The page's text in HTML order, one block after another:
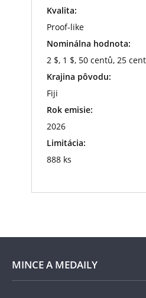
Kvalita:
Proof-like
Nominálna hodnota:
2 $, 1 $, 50 centů, 25
Krajina pôvodu:
Fiji
Rok emisie:
2026
Limitácia:
888 ks
MINCE A MEDAILY